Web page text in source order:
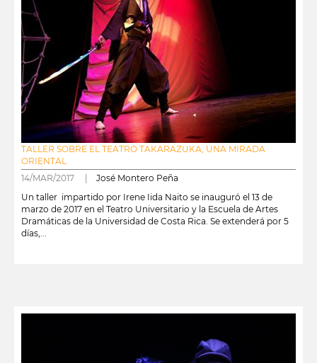
TALLER SOBRE EL TEATRO TAKARAZUKA, UNA MIRADA
ORIENTAL
14/MAR/2017 | José Montero Peña
Un taller impartido por Irene Iida Naito se inauguró el 13 de
marzo de 2017 en el Teatro Universitario y la Escuela de Artes
Dramáticas de la Universidad de Costa Rica. Se extenderá por 5
días,...